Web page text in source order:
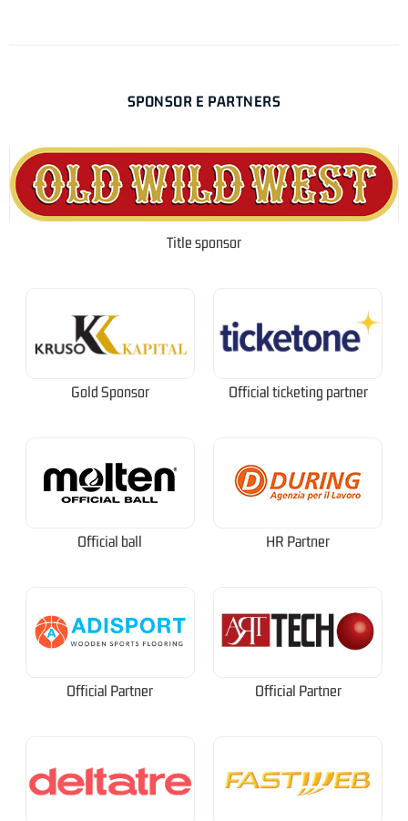
SPONSOR E PARTNERS
Title sponsor
Gold Sponsor Official ticketing partner
Official ball HR Partner
Official Partner Official Partner